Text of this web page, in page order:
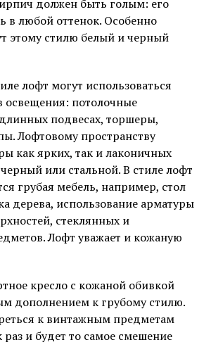
должен быть голым: его
в любой оттенок. Особенно
этому стилю белый и черный
лофт могут использоваться
освещения: потолочные
подвесах, торшеры,
Лофтовому пространству
как ярких, так и лаконичных
или стальной. В стиле лофт
грубая мебель, например, стол
дерева, использование арматуры
стеклянных и
Лофт уважает и кожаную
кресло с кожаной обивкой
дополнением к грубому стилю.
к винтажным предметам
раз и будет то самое смешение